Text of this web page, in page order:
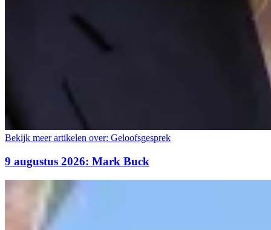
Bekijk meer artikelen over: Geloofsgesprek
9 augustus 2026: Mark Buck